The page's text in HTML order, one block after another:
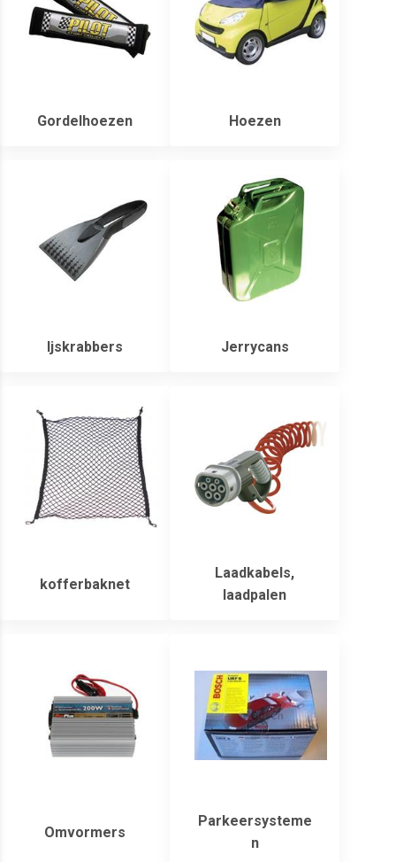
Gordelhoezen Hoezen
Ijskrabbers Jerrycans
kofferbaknet
Laadkabels,
laadpalen
Omvormers
Parkeersysteme
n